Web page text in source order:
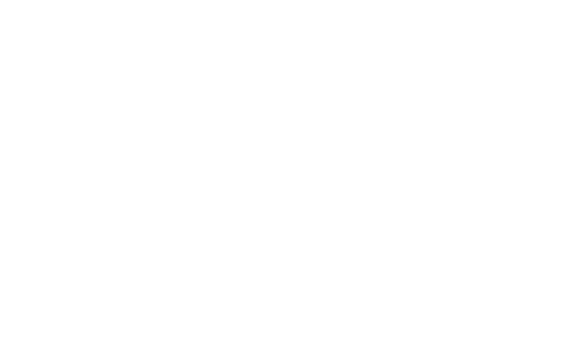
)を提供させていただ
をご了承ください。
基づき作成されるも
ことをご了承くださ
ン制御機器販売店・
定はありません。
商品です。
むを得ず変更すること
ル類(PBDE) 1000ppm以下、
以下、フタル酸ジブチ
テル類) : 1000ppm、
ル) : 1000ppm、
｢規制貨物等」とい
取引許可)を取得する
びにこれらの製造装